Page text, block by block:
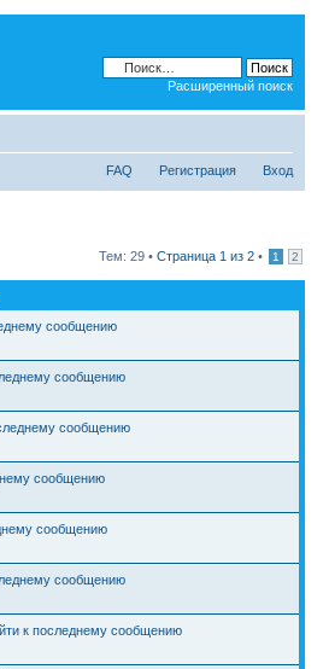
Расширенный поиск
FAQ Регистрация Вход
Тем: 29 • Страница 1 из 2 • 1 2